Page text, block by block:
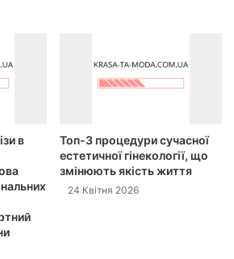
в
Топ-3 процедури сучасної
естетичної гінекології, що
змінюють якість життя
24 Квітня 2026